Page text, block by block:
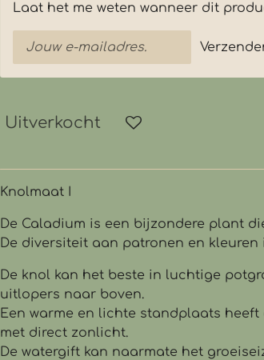
Laat het me weten wanneer dit
Uitverkocht
Knolmaat I
De Caladium is een bijzondere plant
De diversiteit aan patronen en kleuren
De knol kan het beste in luchtige
uitlopers naar boven.
Een warme en lichte standplaats
met direct zonlicht.
De watergift kan naarmate het